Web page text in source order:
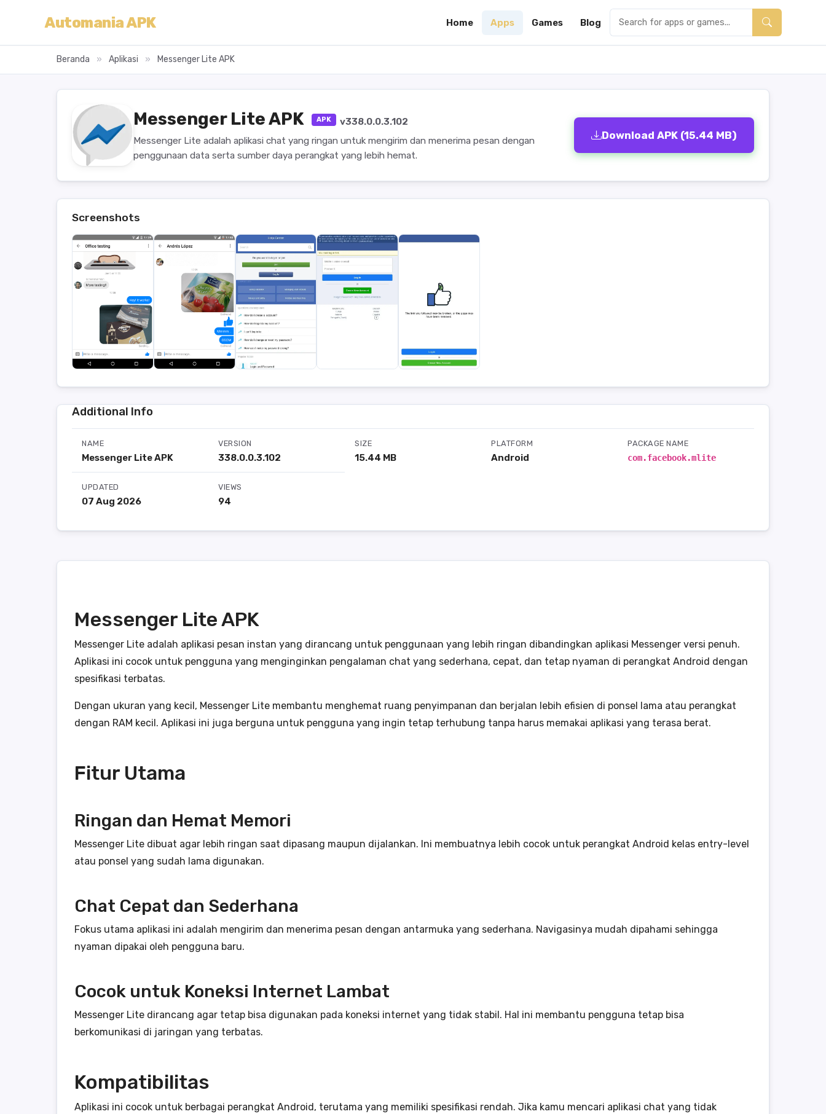
Automania APK Home Apps Games Blog
Beranda » Aplikasi » Messenger Lite APK
Messenger Lite APK APK
v338.0.0.3.102
Messenger Lite adalah aplikasi chat yang ringan untuk mengirim dan menerima pesan dengan
penggunaan data serta sumber daya perangkat yang lebih hemat.
Download APK (15.44 MB)
Screenshots
Additional Info
NAME
Messenger Lite APK
VERSION
338.0.0.3.102
SIZE
15.44 MB
PLATFORM
Android
PACKAGE NAME
com.facebook.mlite
UPDATED
07 Aug 2026
VIEWS
94
Messenger Lite APK
Messenger Lite adalah aplikasi pesan instan yang dirancang untuk penggunaan yang lebih ringan dibandingkan aplikasi Messenger versi penuh.
Aplikasi ini cocok untuk pengguna yang menginginkan pengalaman chat yang sederhana, cepat, dan tetap nyaman di perangkat Android dengan
spesifikasi terbatas.
Dengan ukuran yang kecil, Messenger Lite membantu menghemat ruang penyimpanan dan berjalan lebih efisien di ponsel lama atau perangkat
dengan RAM kecil. Aplikasi ini juga berguna untuk pengguna yang ingin tetap terhubung tanpa harus memakai aplikasi yang terasa berat.
Fitur Utama
Ringan dan Hemat Memori
Messenger Lite dibuat agar lebih ringan saat dipasang maupun dijalankan. Ini membuatnya lebih cocok untuk perangkat Android kelas entry-level
atau ponsel yang sudah lama digunakan.
Chat Cepat dan Sederhana
Fokus utama aplikasi ini adalah mengirim dan menerima pesan dengan antarmuka yang sederhana. Navigasinya mudah dipahami sehingga
nyaman dipakai oleh pengguna baru.
Cocok untuk Koneksi Internet Lambat
Messenger Lite dirancang agar tetap bisa digunakan pada koneksi internet yang tidak stabil. Hal ini membantu pengguna tetap bisa
berkomunikasi di jaringan yang terbatas.
Kompatibilitas
Aplikasi ini cocok untuk berbagai perangkat Android, terutama yang memiliki spesifikasi rendah. Jika kamu mencari aplikasi chat yang tidak